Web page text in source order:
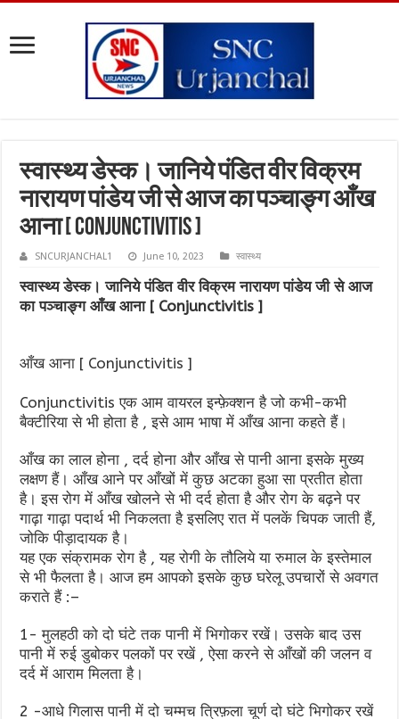
स्वास्थ्य डेस्क। जानिये पंडित वीर विक्रम
नारायण पांडेय जी से आज का पञ्चाङ्ग आँख
आना [ Conjunctivitis ]
SNCURJANCHAL1 June 10, 2023 स्वास्थ्य
स्वास्थ्य डेस्क। जानिये पंडित वीर विक्रम नारायण पांडेय जी से आज
का पञ्चाङ्ग आँख आना [ Conjunctivitis ]
आँख आना [ Conjunctivitis ]
Conjunctivitis एक आम वायरल इन्फ़ेक्शन है जो कभी-कभी
बैक्टीरिया से भी होता है , इसे आम भाषा में आँख आना कहते हैं।
आँख का लाल होना , दर्द होना और आँख से पानी आना इसके मुख्य
लक्षण हैं। आँख आने पर आँखों में कुछ अटका हुआ सा प्रतीत होता
है। इस रोग में आँख खोलने से भी दर्द होता है और रोग के बढ़ने पर
गाढ़ा गाढ़ा पदार्थ भी निकलता है इसलिए रात में पलकें चिपक जाती हैं,
जोकि पीड़ादायक है।
यह एक संक्रामक रोग है , यह रोगी के तौलिये या रुमाल के इस्तेमाल
से भी फैलता है। आज हम आपको इसके कुछ घरेलू उपचारों से अवगत
कराते हैं :–
1- मुलहठी को दो घंटे तक पानी में भिगोकर रखें। उसके बाद उस
पानी में रुई डुबोकर पलकों पर रखें , ऐसा करने से आँखों की जलन व
दर्द में आराम मिलता है।
2 -आधे गिलास पानी में दो चम्मच त्रिफ़ला चूर्ण दो घंटे भिगोकर रखें